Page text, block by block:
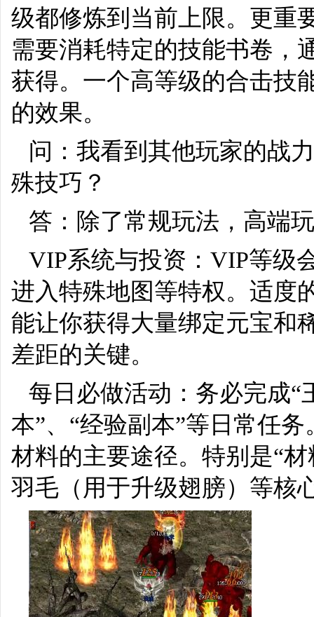
级都修炼到当前上限。更重
需要消耗特定的技能书卷，
获得。一个高等级的合击技
的效果。
问：我看到其他玩家的战
殊技巧？
答：除了常规玩法，高端
VIP系统与投资：VIP等级
进入特殊地图等特权。适度
能让你获得大量绑定元宝和
差距的关键。
每日必做活动：务必完成“
本”、“经验副本”等日常任
材料的主要途径。特别是“
羽毛（用于升级翅膀）等核